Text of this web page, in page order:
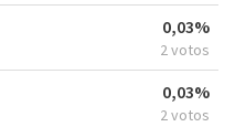
0,03%
2 votos
0,03%
2 votos